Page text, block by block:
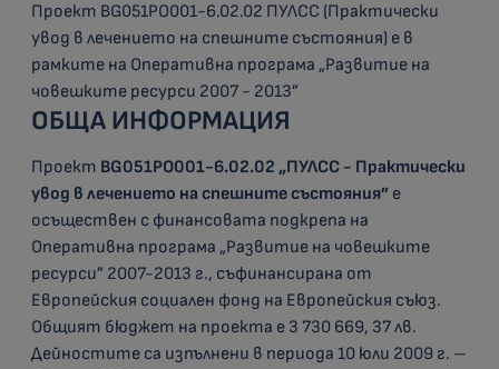
Проект BG051РО001-6.02.02 ПУЛСС (Практически
увод в лечението на спешните състояния) е в
рамките на Оперативна програма „Развитие на
човешките ресурси 2007 - 2013”
ОБЩА ИНФОРМАЦИЯ
Проект BG051РО001-6.02.02 „ПУЛСС - Практически
увод в лечението на спешните състояния” е
осъществен с финансовата подкрепа на
Оперативна програма „Развитие на човешките
ресурси” 2007-2013 г., съфинансирана от
Европейския социален фонд на Европейския съюз.
Общият бюджет на проекта е 3 730 669, 37 лв.
Дейностите са изпълнени в периода 10 юли 2009 г. –